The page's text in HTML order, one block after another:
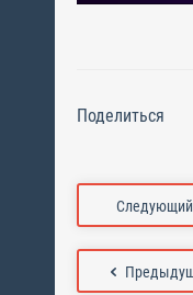
Поделиться
Следующий